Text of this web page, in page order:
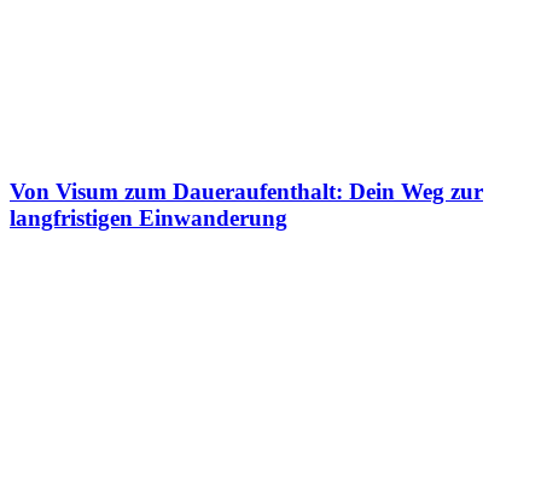
Von Visum zum Daueraufenthalt: Dein Weg zur
langfristigen Einwanderung